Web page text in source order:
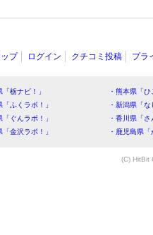
プ ログイン クチコミ投稿 プラ
「栃ナビ！」
・熊本県「
「ふくラボ！」
・新潟県「
「ぐんラボ！」
・香川県「
「金沢ラボ！」
・鹿児島県
(C) HitBit